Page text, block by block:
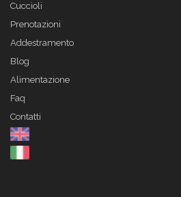
Cuccioli
Prenotazioni
Addestramento
Blog
Alimentazione
Faq
Contatti